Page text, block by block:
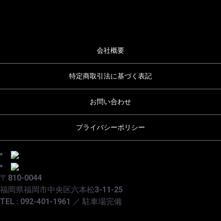
会社概要
特定商取引法に基づく表記
お問い合わせ
プライバシーポリシー
〒810-0044
福岡県福岡市中央区六本松3-11-25
TEL : 092-401-1961 ／ 駐車場完備